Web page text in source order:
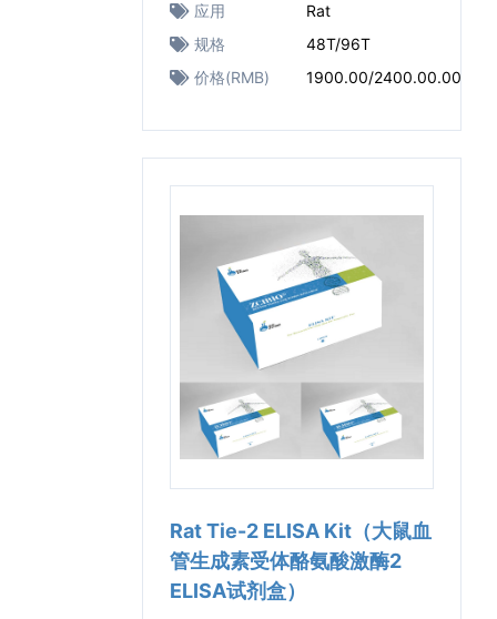
应用
Rat
规格
48T/96T
价格(RMB)
1900.00/2400.00.00
Rat Tie-2 ELISA Kit（大鼠血
管生成素受体酪氨酸激酶2
ELISA试剂盒）